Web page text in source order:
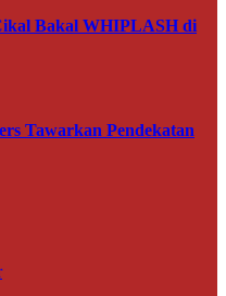
Bakal WHIPLASH di
Tawarkan Pendekatan